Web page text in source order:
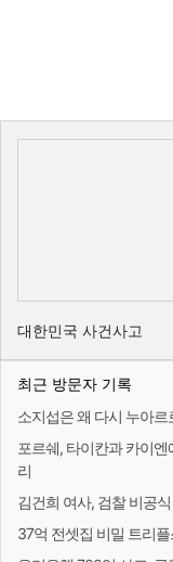
대한민국 사건사고
최근 방문자 기록
소지섭은 왜 다시 누아
포르쉐, 타이칸과 카이
리
김건희 여사, 검찰 비공
37억 전셋집 비밀 트리